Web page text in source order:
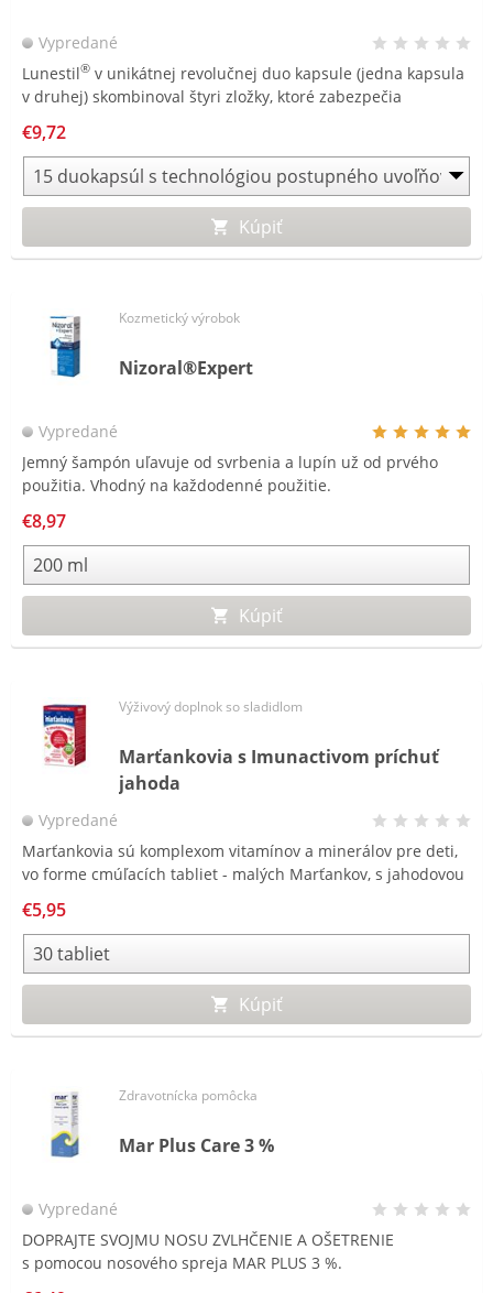
Vypredané
Lunestil® v unikátnej revolučnej duo kapsule (jedna kapsula
v druhej) skombinoval štyri zložky, ktoré zabezpečia
návykový a po prebudení nespôsobuje ospalosť.
€9,72
Kúpiť
Kozmetický výrobok
Nizoral®Expert
Vypredané
Jemný šampón uľavuje od svrbenia a lupín už od prvého
použitia. Vhodný na každodenné použitie.
€8,97
Kúpiť
Výživový doplnok so sladidlom
Marťankovia s Imunactivom príchuť
jahoda
Vypredané
Marťankovia sú komplexom vitamínov a minerálov pre deti,
vo forme cmúľacích tabliet - malých Marťankov, s jahodovou
€5,95
Kúpiť
Zdravotnícka pomôcka
Mar Plus Care 3 %
Vypredané
DOPRAJTE SVOJMU NOSU ZVLHČENIE A OŠETRENIE
s pomocou nosového spreja MAR PLUS 3 %.